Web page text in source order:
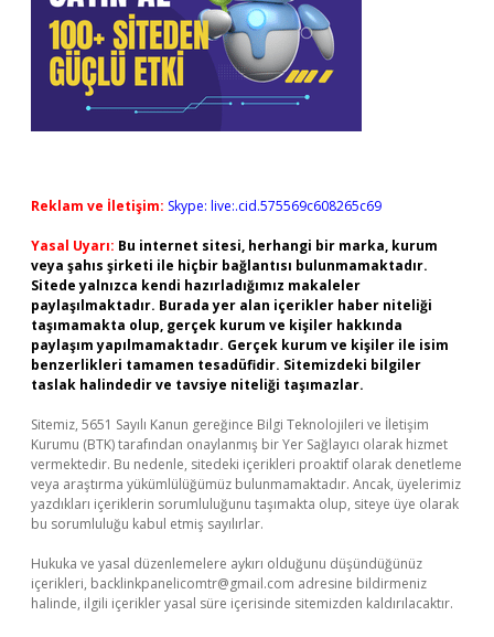
Reklam ve İletişim: Skype: live:.cid.575569c608265c69
Yasal Uyarı: Bu internet sitesi, herhangi bir marka, kurum
veya şahıs şirketi ile hiçbir bağlantısı bulunmamaktadır.
Sitede yalnızca kendi hazırladığımız makaleler
paylaşılmaktadır. Burada yer alan içerikler haber niteliği
taşımamakta olup, gerçek kurum ve kişiler hakkında
paylaşım yapılmamaktadır. Gerçek kurum ve kişiler ile isim
benzerlikleri tamamen tesadüfidir. Sitemizdeki bilgiler
taslak halindedir ve tavsiye niteliği taşımazlar.
Sitemiz, 5651 Sayılı Kanun gereğince Bilgi Teknolojileri ve İletişim
Kurumu (BTK) tarafından onaylanmış bir Yer Sağlayıcı olarak hizmet
vermektedir. Bu nedenle, sitedeki içerikleri proaktif olarak denetleme
veya araştırma yükümlülüğümüz bulunmamaktadır. Ancak, üyelerimiz
yazdıkları içeriklerin sorumluluğunu taşımakta olup, siteye üye olarak
bu sorumluluğu kabul etmiş sayılırlar.
Hukuka ve yasal düzenlemelere aykırı olduğunu düşündüğünüz
içerikleri, backlinkpanelicomtr@gmail.com adresine bildirmeniz
halinde, ilgili içerikler yasal süre içerisinde sitemizden kaldırılacaktır.